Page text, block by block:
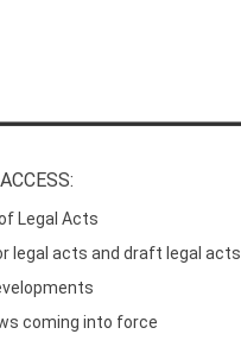
Legal Acts
legal acts and draft legal acts
coming into force